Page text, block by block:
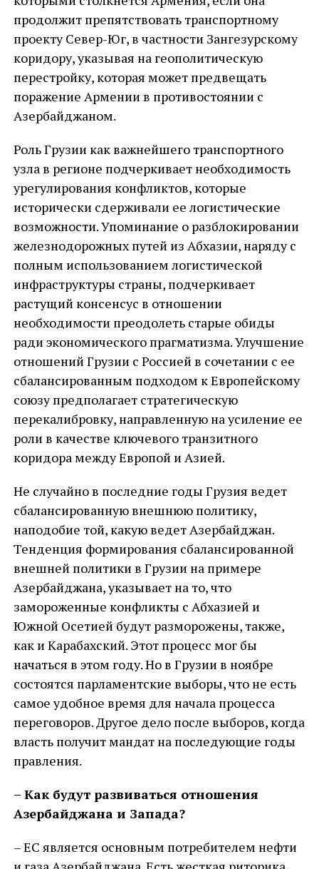
продолжит препятствовать транспортному
проекту Север-Юг, в частности Зангезурскому
коридору, указывая на геополитическую
перестройку, которая может предвещать
поражение Армении в противостоянии с
Азербайджаном.
Роль Грузии как важнейшего транспортного
узла в регионе подчеркивает необходимость
урегулирования конфликтов, которые
исторически сдерживали ее логистические
возможности. Упоминание о разблокировании
железнодорожных путей из Абхазии, наряду с
полным использованием логистической
инфраструктуры страны, подчеркивает
растущий консенсус в отношении
необходимости преодолеть старые обиды
ради экономического прагматизма. Улучшение
отношений Грузии с Россией в сочетании с ее
сбалансированным подходом к Европейскому
союзу предполагает стратегическую
перекалибровку, направленную на усиление ее
роли в качестве ключевого транзитного
коридора между Европой и Азией.
Не случайно в последние годы Грузия ведет
сбалансированную внешнюю политику,
наподобие той, какую ведет Азербайджан.
Тенденция формирования сбалансированной
внешней политики в Грузии на примере
Азербайджана, указывает на то, что
замороженные конфликты с Абхазией и
Южной Осетией будут разморожены, также,
как и Карабахский. Этот процесс мог бы
начаться в этом году. Но в Грузии в ноябре
состоятся парламентские выборы, что не есть
самое удобное время для начала процесса
переговоров. Другое дело после выборов, когда
власть получит мандат на последующие годы
правления.
– Как будут развиваться отношения
Азербайджана и Запада?
– ЕС является основным потребителем нефти